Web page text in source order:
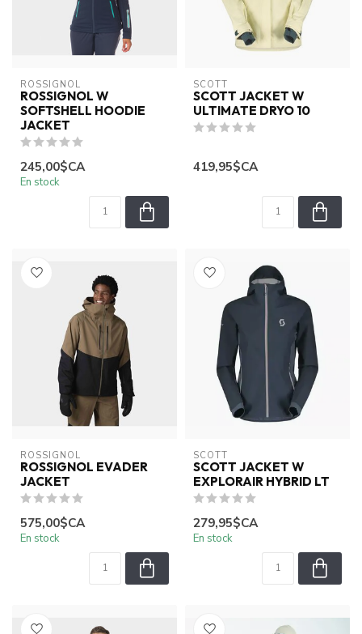
ROSSIGNOL
ROSSIGNOL W
SOFTSHELL HOODIE
JACKET
245,00$CA
En stock
SCOTT
SCOTT JACKET W
ULTIMATE DRYO 10
419,95$CA
ROSSIGNOL
ROSSIGNOL EVADER
JACKET
575,00$CA
En stock
SCOTT
SCOTT JACKET W
EXPLORAIR HYBRID LT
279,95$CA
En stock